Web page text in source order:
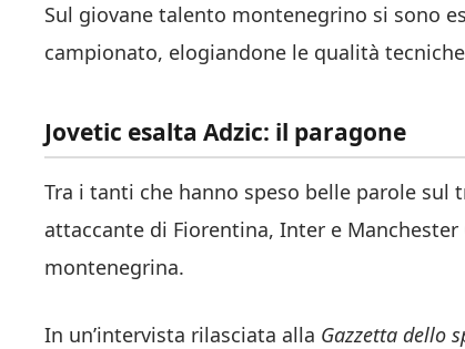
Sul giovane talento montenegrino si sono
campionato, elogiandone le qualità
Jovetic esalta Adzic: il paragone
Tra i tanti che hanno speso belle parole sul
attaccante di Fiorentina, Inter e
montenegrina.
In un’intervista rilasciata alla Gazzetta dello